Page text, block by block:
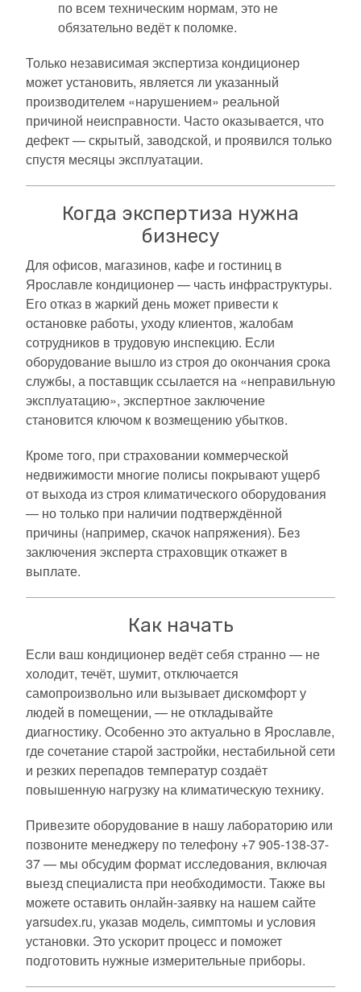
по всем техническим нормам, это не
обязательно ведёт к поломке.
Только независимая экспертиза кондиционер
может установить, является ли указанный
производителем «нарушением» реальной
причиной неисправности. Часто оказывается, что
дефект — скрытый, заводской, и проявился только
спустя месяцы эксплуатации.
Когда экспертиза нужна
бизнесу
Для офисов, магазинов, кафе и гостиниц в
Ярославле кондиционер — часть инфраструктуры.
Его отказ в жаркий день может привести к
остановке работы, уходу клиентов, жалобам
сотрудников в трудовую инспекцию. Если
оборудование вышло из строя до окончания срока
службы, а поставщик ссылается на «неправильную
эксплуатацию», экспертное заключение
становится ключом к возмещению убытков.
Кроме того, при страховании коммерческой
недвижимости многие полисы покрывают ущерб
от выхода из строя климатического оборудования
— но только при наличии подтверждённой
причины (например, скачок напряжения). Без
заключения эксперта страховщик откажет в
выплате.
Как начать
Если ваш кондиционер ведёт себя странно — не
холодит, течёт, шумит, отключается
самопроизвольно или вызывает дискомфорт у
людей в помещении, — не откладывайте
диагностику. Особенно это актуально в Ярославле,
где сочетание старой застройки, нестабильной сети
и резких перепадов температур создаёт
повышенную нагрузку на климатическую технику.
Привезите оборудование в нашу лабораторию или
позвоните менеджеру по телефону +7 905-138-37-
37 — мы обсудим формат исследования, включая
выезд специалиста при необходимости. Также вы
можете оставить онлайн-заявку на нашем сайте
yarsudex.ru, указав модель, симптомы и условия
установки. Это ускорит процесс и поможет
подготовить нужные измерительные приборы.